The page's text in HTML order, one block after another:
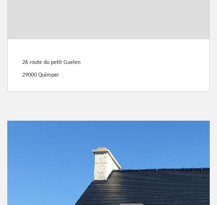
26 route du petit Guelen
29000 Quimper